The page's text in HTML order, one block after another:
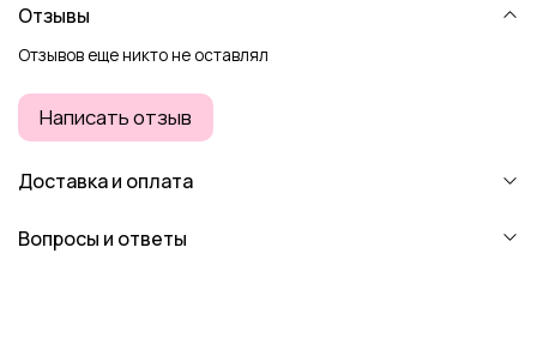
Отзывы
Отзывов еще никто не оставлял
Написать отзыв
Доставка и оплата
Вопросы и ответы